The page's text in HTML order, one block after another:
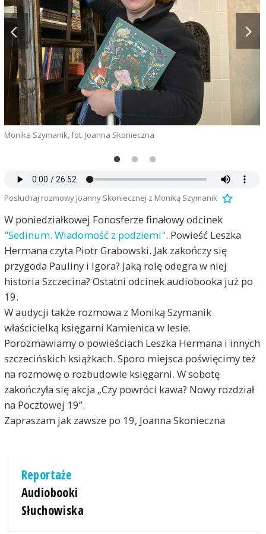
Monika Szymanik, fot. Joanna Skonieczna
Posłuchaj rozmowy Joanny Skoniecznej z Moniką Szymanik
W poniedziałkowej Fonosferze finałowy odcinek
"Sedinum. Wiadomość z podziemi". Powieść Leszka
Hermana czyta Piotr Grabowski. Jak zakończy się
przygoda Pauliny i Igora? Jaką rolę odegra w niej
historia Szczecina? Ostatni odcinek audiobooka już po
19.
W audycji także rozmowa z Moniką Szymanik
właścicielką księgarni Kamienica w lesie.
Porozmawiamy o powieściach Leszka Hermana i innych
szczecińskich książkach. Sporo miejsca poświęcimy też
na rozmowę o rozbudowie księgarni. W sobotę
zakończyła się akcja „Czy powróci kawa? Nowy rozdział
na Pocztowej 19”.
Zapraszam jak zawsze po 19, Joanna Skonieczna
Reportaże
Audiobooki
Słuchowiska